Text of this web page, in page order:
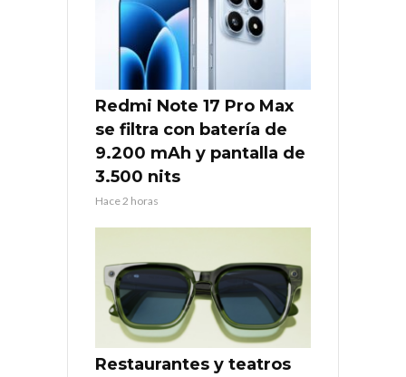
Redmi Note 17 Pro Max
se filtra con batería de
9.200 mAh y pantalla de
3.500 nits
Hace 2 horas
Restaurantes y teatros